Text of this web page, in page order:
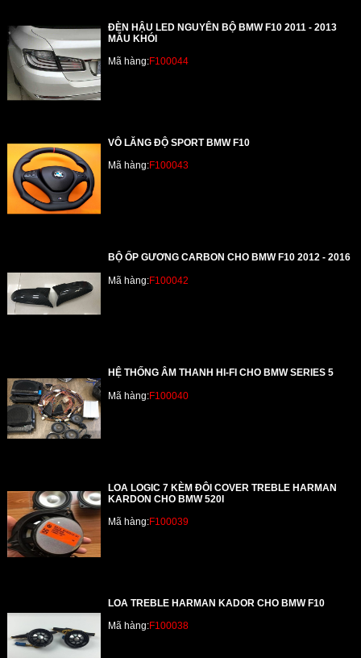
ĐÈN HẬU LED NGUYÊN BỘ BMW F10 2011 - 2013
MẪU KHÓI
Mã hàng:F100044
VÔ LĂNG ĐỘ SPORT BMW F10
Mã hàng:F100043
BỘ ỐP GƯƠNG CARBON CHO BMW F10 2012 - 2016
Mã hàng:F100042
HỆ THỐNG ÂM THANH HI-FI CHO BMW SERIES 5
Mã hàng:F100040
LOA LOGIC 7 KÈM ĐÔI COVER TREBLE HARMAN
KARDON CHO BMW 520I
Mã hàng:F100039
LOA TREBLE HARMAN KADOR CHO BMW F10
Mã hàng:F100038